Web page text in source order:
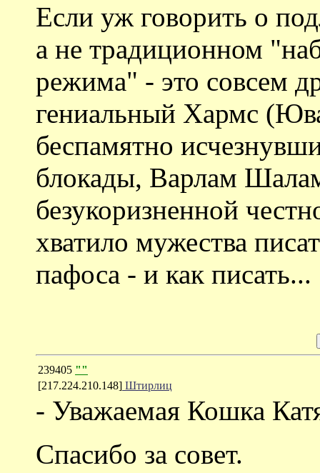
Если уж говорить о
а не традиционном
режима" - это совсем
гениальный Хармс
беспамятно
блокады, Варлам
безукоризненной
хватило мужества
пафоса - и как писать...
239405 ""
[217.224.210.148] Штирлиц
- Уважаемая Кошка
Спасибо за совет.